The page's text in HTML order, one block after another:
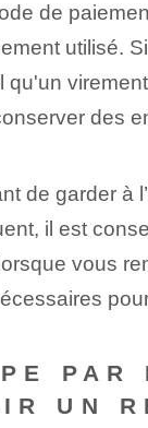
de
utilisé.
qu'un
des
de garder à
il est
vous
PAR
UN